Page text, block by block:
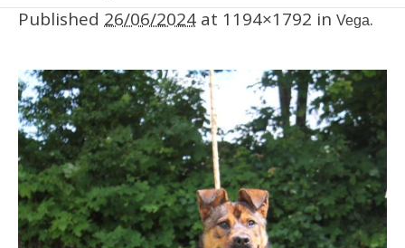
Published 26/06/2024 at 1194×1792 in Vega.